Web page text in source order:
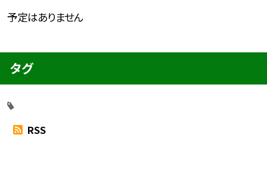
予定はありません
タグ
RSS